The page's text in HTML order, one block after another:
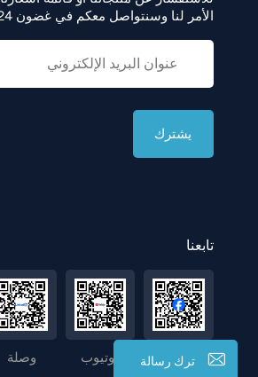
الأمر لنا وسنتواصل معكم في غضون 24 ساعة.
تابعنا
وصلة يوتيوب فيسبوك
ترك رسالة